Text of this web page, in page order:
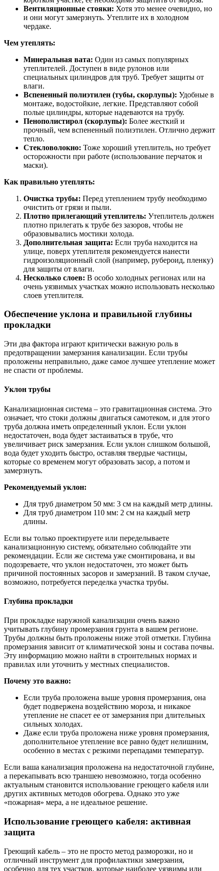
Вентиляционные стояки: Хотя это менее очевидно, но
и они могут замерзнуть. Утеплите их в холодном
чердаке.
Чем утеплять:
Минеральная вата: Один из самых популярных
утеплителей. Доступен в виде рулонов или
специальных цилиндров для труб. Требует защиты от
влаги.
Вспененный полиэтилен (тубы, скорлупы): Удобные в
монтаже, водостойкие, легкие. Представляют собой
полые цилиндры, которые надеваются на трубу.
Пенополистирол (скорлупы): Более жесткий и
прочный, чем вспененный полиэтилен. Отлично держит
тепло.
Стекловолокно: Тоже хороший утеплитель, но требует
осторожности при работе (использование перчаток и
маски).
Как правильно утеплять:
Очистка трубы: Перед утеплением трубу необходимо
очистить от грязи и пыли.
Плотно прилегающий утеплитель: Утеплитель должен
плотно прилегать к трубе без зазоров, чтобы не
образовывались мостики холода.
Дополнительная защита: Если труба находится на
улице, поверх утеплителя рекомендуется нанести
гидроизоляционный слой (например, рубероид, пленку)
для защиты от влаги.
Несколько слоев: В особо холодных регионах или на
очень уязвимых участках можно использовать несколько
слоев утеплителя.
Обеспечение уклона и правильной глубины
прокладки
Эти два фактора играют критически важную роль в
предотвращении замерзания канализации. Если трубы
проложены неправильно, даже самое лучшее утепление может
не спасти от проблемы.
Уклон трубы
Канализационная система – это гравитационная система. Это
означает, что стоки должны двигаться самотеком, и для этого
труба должна иметь определенный уклон. Если уклон
недостаточен, вода будет застаиваться в трубе, что
увеличивает риск замерзания. Если уклон слишком большой,
вода будет уходить быстро, оставляя твердые частицы,
которые со временем могут образовать засор, а потом и
замерзнуть.
Рекомендуемый уклон:
Для труб диаметром 50 мм: 3 см на каждый метр длины.
Для труб диаметром 110 мм: 2 см на каждый метр
длины.
Если вы только проектируете или переделываете
канализационную систему, обязательно соблюдайте эти
рекомендации. Если же система уже смонтирована, и вы
подозреваете, что уклон недостаточен, это может быть
причиной постоянных засоров и замерзаний. В таком случае,
возможно, потребуется переделка участка трубы.
Глубина прокладки
При прокладке наружной канализации очень важно
учитывать глубину промерзания грунта в вашем регионе.
Трубы должны быть проложены ниже этой отметки. Глубина
промерзания зависит от климатической зоны и состава почвы.
Эту информацию можно найти в строительных нормах и
правилах или уточнить у местных специалистов.
Почему это важно:
Если труба проложена выше уровня промерзания, она
будет подвержена воздействию мороза, и никакое
утепление не спасет ее от замерзания при длительных
сильных холодах.
Даже если труба проложена ниже уровня промерзания,
дополнительное утепление все равно будет нелишним,
особенно в местах с резкими перепадами температур.
Если ваша канализация проложена на недостаточной глубине,
а перекапывать всю траншею невозможно, тогда особенно
актуальным становится использование греющего кабеля или
других активных методов обогрева. Однако это уже
«пожарная» мера, а не идеальное решение.
Использование греющего кабеля: активная
защита
Греющий кабель – это не просто метод разморозки, но и
отличный инструмент для профилактики замерзания,
особенно для тех участков, которые наиболее уязвимы или